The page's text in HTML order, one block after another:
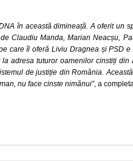
în această dimineață. A oferit un
Claudiu Manda, Marian Neacșu,
care îl oferă Liviu Dragnea și PSD
adresa tuturor oamenilor cinstiți din
de justiție din România.
nu face cinste nimănui”, a